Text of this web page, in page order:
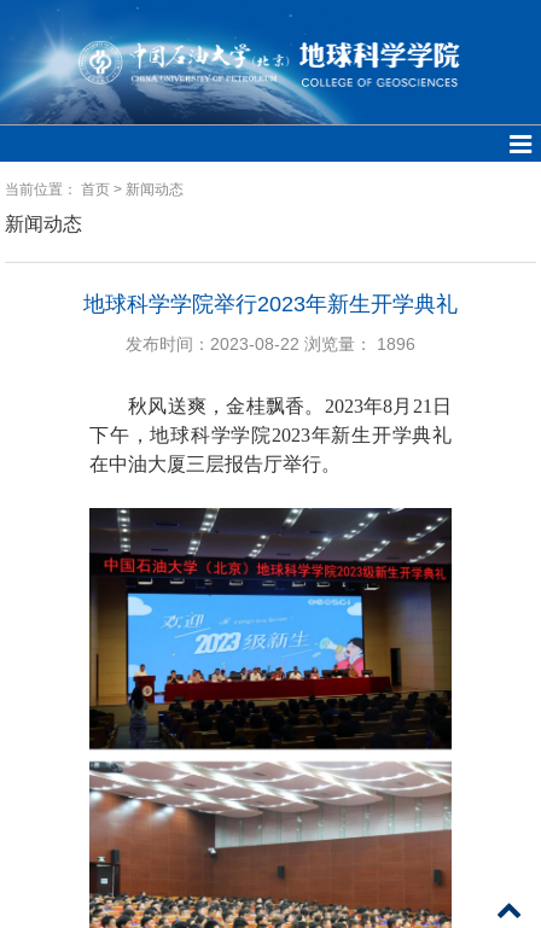
当前位置：首页 > 新闻动态
新闻动态
地球科学学院举行2023年新生开学典礼
发布时间：2023-08-22 浏览量： 1896
秋风送爽，金桂飘香。2023年8月21日
下午，地球科学学院2023年新生开学典礼
在中油大厦三层报告厅举行。